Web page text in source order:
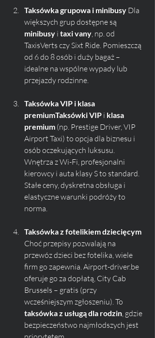
Taksówka grupowa i minibusy Dla
większych grup dostępne są
minibusy i taxi vany, np. od
TaxisVerts czy Sixt Ride. Pomieszczą
od 6 do 8 osób i duży bagaż –
idealne na wspólne wypady lub
przejazdy rodzinne.
Taksówka VIP i klasa
premiumTaksówki VIP i klasa
premium (np. Prestige Driver, VIP
Airport Taxi) to opcja dla biznesu i
osób oczekujących luksusu.
Wnętrza z Wi-Fi, profesjonalni
kierowcy i auta klasy S to standard.
Stałe ceny, dyskretna obsługa i
elastyczne warunki podróży to
norma.
Taksówka z fotelikiem dziecięcym
Choć przepisy pozwalają na
przewóz dzieci bez fotelika, wiele
firm go zapewnia. Airport-driver.be
oferuje go za dopłatą, City Cab
Brussels – gratis (przy
wcześniejszym zgłoszeniu). To
taksówka z usługą dla rodzin, gdzie
bezpieczeństwo najmłodszych jest